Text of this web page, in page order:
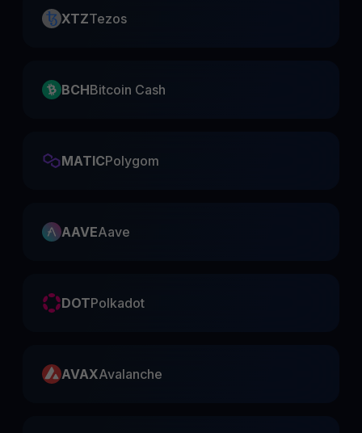
XTZTezos
BCHBitcoin Cash
MATICPolygom
AAVEAave
DOTPolkadot
AVAXAvalanche